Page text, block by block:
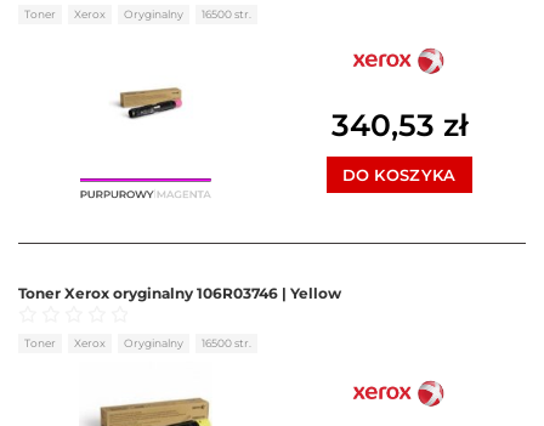
Oceniono
Toner Xerox Oryginalny 16500 str.
340,53 zł
DO KOSZYKA
Toner Xerox oryginalny 106R03746 | Yellow
Oceniono
Toner Xerox Oryginalny 16500 str.